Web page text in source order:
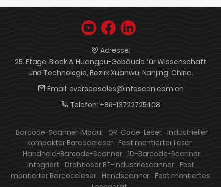
Adresse:
25. Etage, Block A, Huangpu-Gebäude für Wissenschaft
und Technologie, Bezirk Xuanwu, Nanjing, China.
Email: overseasales@infoscan.com.cn
Telefon: +86-13722725408
Barcode-Scanner-Modul QR-Code-Leser Industrieller
kompakter Barcodeleser Fest montierter Leser
Handheld-Barcode-Scanner 1D-Barcode-Scanner
integriert Drahtloser BT-Industriescanner Fest
montierter Barcodeleser Handscanner Fest montiertes